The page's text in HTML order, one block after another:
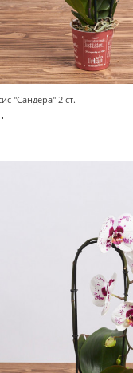
"Сандера" 2 ст.